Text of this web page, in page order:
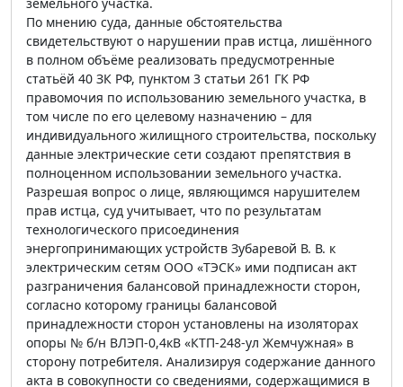
По мнению суда, данные обстоятельства
свидетельствуют о нарушении прав истца, лишённого
в полном объёме реализовать предусмотренные
статьёй 40 ЗК РФ, пунктом 3 статьи 261 ГК РФ
правомочия по использованию земельного участка, в
том числе по его целевому назначению – для
индивидуального жилищного строительства, поскольку
данные электрические сети создают препятствия в
полноценном использовании земельного участка.
Разрешая вопрос о лице, являющимся нарушителем
прав истца, суд учитывает, что по результатам
технологического присоединения
энергопринимающих устройств Зубаревой В. В. к
электрическим сетям ООО «ТЭСК» ими подписан акт
разграничения балансовой принадлежности сторон,
согласно которому границы балансовой
принадлежности сторон установлены на изоляторах
опоры № б/н ВЛЭП-0,4кВ «КТП-248-ул Жемчужная» в
сторону потребителя. Анализируя содержание данного
акта в совокупности со сведениями, содержащимися в